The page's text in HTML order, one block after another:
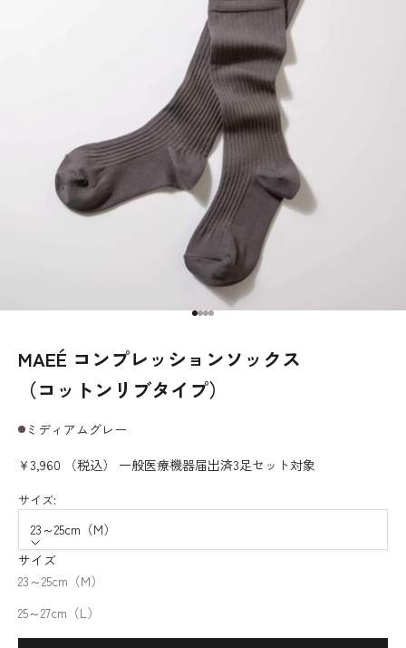
I18n Error: Missing interpolation
I18n Error: Missing interpolation
I18n Error: Missing interpolation
I18n Error: Missing interpolation
MAEÉ コンプレッションソックス
（コットンリブタイプ）
ミディアムグレー
¥3,960 （税込）
一般医療機器届出済3足セット対象
サイズ:
23～25cm（M）
サイズ
23～25cm（M）
25～27cm（L）